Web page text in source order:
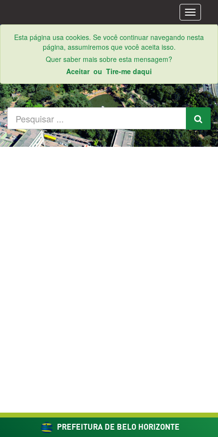
Alternar
de
Esta página usa cookies. Se você continuar navegando nesta
página, assumiremos que você aceita isso.
Quer saber mais sobre esta mensagem?
Aceitar ou Tire-me daqui
PREFEITURA DE BELO HORIZONTE